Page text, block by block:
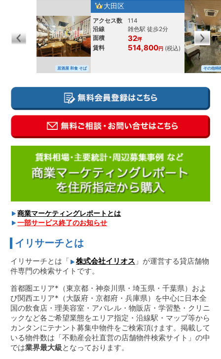
居酒屋 和食 そば
大田区
アクセス数
114
沿線
雑色駅 徒歩2分
面積
32坪
賃料 514,800円 (税込)
その他特
商業マーケティングレポートとは
一部サービス終了のお知らせ
イリサーチとは
イリサーチとは「 株式会社イリオス 」が運営する貸店舗物
件専門の検索サイトです。
首都圏エリア*（東京都・神奈川県・埼玉県・千葉県）およ
び関西エリア*（大阪府・京都府・兵庫県）を中心に日本全
国の飲食店・理美容室・アパレル・物販店・学習塾・クリニ
ックなど各ご希望業態をエリア指定・沿線駅・マップ等から
カンタンにテナント募集中物件をご検索頂けます。掲載して
いる物件数は「不動産会社直営の店舗物件検索サイト」の中
では業界最大級となっております。